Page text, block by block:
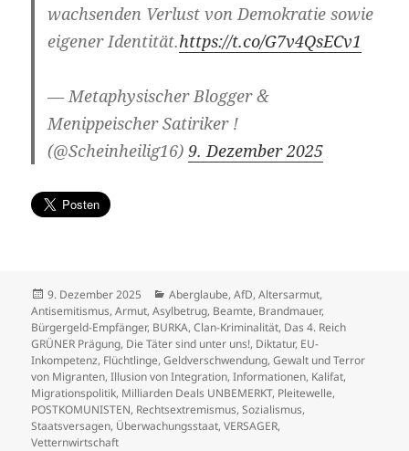
wachsenden Verlust von Demokratie sowie
eigener Identität.https://t.co/G7v4QsECv1
— Metaphysischer Blogger &
Menippeischer Satiriker !
(@Scheinheilig16)9. Dezember 2025
Veröffentlicht
am
9. Dezember 2025 Kategorien
Aberglaube,AfD,Altersarmut,
Antisemitismus,Armut,Asylbetrug, Beamte, Brandmauer,
Bürgergeld-Empfänger, BURKA,Clan-Kriminalität, Das 4. Reich
GRÜNER Prägung, Die Täter sind unter uns!, Diktatur, EU-
Inkompetenz, Flüchtlinge,Geldverschwendung,Gewalt und Terror
von Migranten,Illusion von Integration,Informationen, Kalifat,
Migrationspolitik, Milliarden Deals UNBEMERKT, Pleitewelle,
POSTKOMUNISTEN, Rechtsextremismus,Sozialismus,
Staatsversagen, Überwachungsstaat,VERSAGER,
Vetternwirtschaft